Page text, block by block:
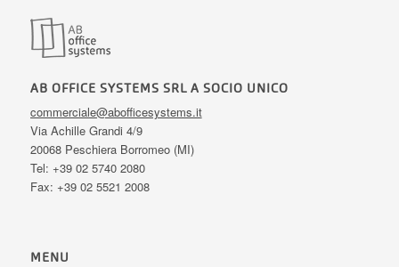
AB OFFICE SYSTEMS SRL A SOCIO UNICO
commerciale@abofficesystems.it
Via Achille Grandi 4/9
20068 Peschiera Borromeo (MI)
Tel: +39 02 5740 2080
Fax: +39 02 5521 2008
MENU